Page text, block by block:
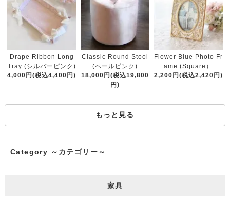
Drape Ribbon Long
Tray (シルバーピンク)
4,000円(税込4,400円)
Classic Round Stool
(ペールピンク)
18,000円(税込19,800
円)
Flower Blue Photo Fr
ame (Square）
2,200円(税込2,420円)
もっと見る
Category ～カテゴリー～
家具